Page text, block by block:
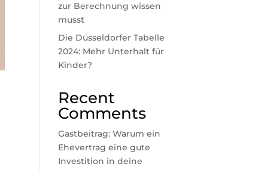
zur Berechnung wissen
musst
Die Düsseldorfer Tabelle
2024: Mehr Unterhalt für
Kinder?
Recent
Comments
Gastbeitrag: Warum ein
Ehevertrag eine gute
Investition in deine